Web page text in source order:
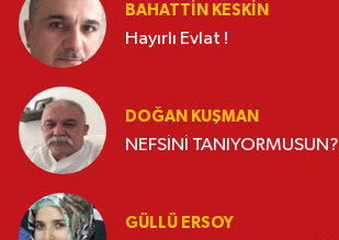
BAHATTIN KESKİN
Hayırlı Evlat !
DOĞAN KUŞMAN
NEFSİNİ TANIYORMUSUN?
GÜLLÜ ERSOY